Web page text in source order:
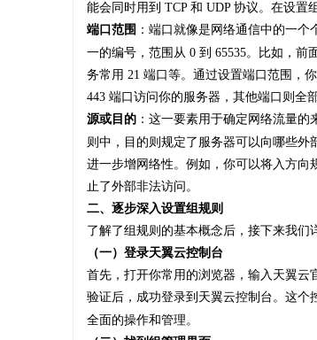
能会同时用到 TCP 和 UDP 协议。在设置
端口范围 ：端口就像是网络通信中的一个
一的编号，范围从 0 到 65535。比如，前
务常用 21 端口等。通过设置端口范围，
443 端口访问你的服务器，其他端口则全
源或目的 ：这一要素用于确定网络流量
则中，目的则规定了服务器可以向哪些外
进一步增网络性。例如，你可以将入方向
止了外部非法访问。
二、逐步深入设置组规则
了解了组规则的基本概念后，接下来我们
（一）登录天翼云控制台
首先，打开你常用的浏览器，输入天翼
验证后，成功登录到天翼云控制台。这个
全面的操作和管理。
麻花影视：打造中国喜剧
范